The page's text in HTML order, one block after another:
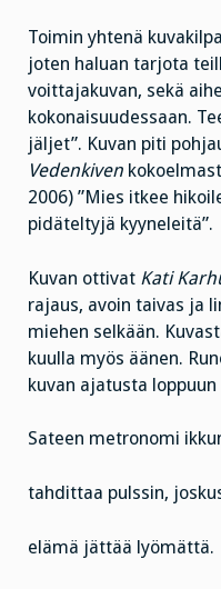
Toimin yhtenä
joten haluan tarjota
voittajakuvan, sekä
kokonaisuudessaan.
jäljet”. Kuvan piti
Vedenkiven
2006) ”Mies itkee
pidäteltyjä kyyneleitä”.
Kuvan ottivat Kati
rajaus, avoin taivas ja
miehen selkään.
kuulla myös äänen.
kuvan ajatusta loppuun
Sateen metronomi
tahdittaa pulssin,
elämä jättää lyömättä.